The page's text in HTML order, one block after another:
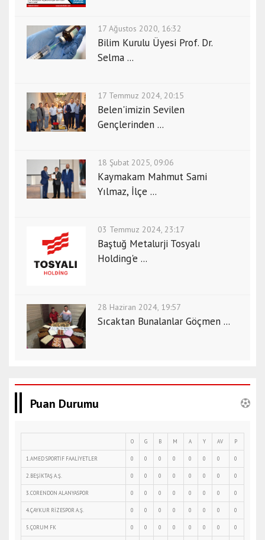
17 Ağustos 2020, 16:32
Bilim Kurulu Üyesi Prof. Dr.
Selma ...
17 Temmuz 2024, 20:15
Belen'imizin Sevilen
Gençlerinden ...
18 Şubat 2025, 09:06
Kaymakam Mahmut Sami
Yılmaz, İlçe ...
03 Temmuz 2024, 23:17
Baştuğ Metalurji Tosyalı
Holding'e ...
28 Haziran 2024, 19:57
Sıcaktan Bunalanlar Göçmen ...
Puan Durumu
O G B M A Y AV P
1.AMED SPORTİF FAALİYETLER 0 0 0 0 0 0 0 0
2.BEŞİKTAŞ A.Ş. 0 0 0 0 0 0 0 0
3.CORENDON ALANYASPOR 0 0 0 0 0 0 0 0
4.ÇAYKUR RİZESPOR A.Ş. 0 0 0 0 0 0 0 0
5.ÇORUM FK 0 0 0 0 0 0 0 0